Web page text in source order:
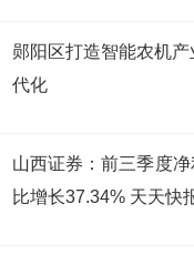
郧阳区打造智能农机
代化
山西证券：前三季度
比增长37.34% 天天快